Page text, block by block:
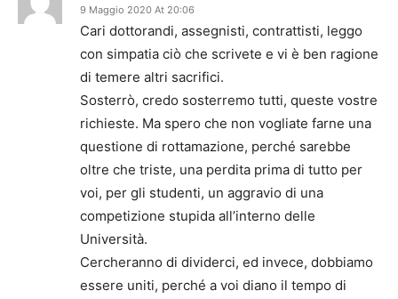
9 Maggio 2020 At 20:06
Cari dottorandi, assegnisti, contrattisti, leggo
con simpatia ciò che scrivete e vi è ben ragione
di temere altri sacrifici.
Sosterrò, credo sosterremo tutti, queste vostre
richieste. Ma spero che non vogliate farne una
questione di rottamazione, perché sarebbe
oltre che triste, una perdita prima di tutto per
voi, per gli studenti, un aggravio di una
competizione stupida all’interno delle
Università.
Cercheranno di dividerci, ed invece, dobbiamo
essere uniti, perché a voi diano il tempo di